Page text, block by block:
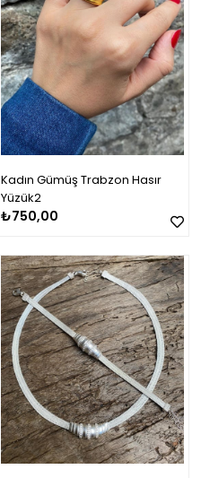
Kadın Gümüş Trabzon Hasır
Yüzük2
₺750,00